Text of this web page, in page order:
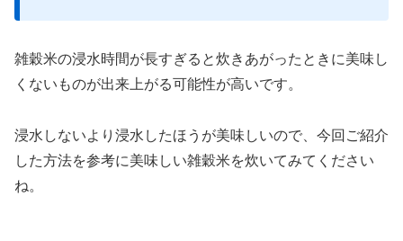
雑穀米の浸水時間が長すぎると炊きあがったときに美味し
くないものが出来上がる可能性が高いです。
浸水しないより浸水したほうが美味しいので、今回ご紹介
した方法を参考に美味しい雑穀米を炊いてみてください
ね。